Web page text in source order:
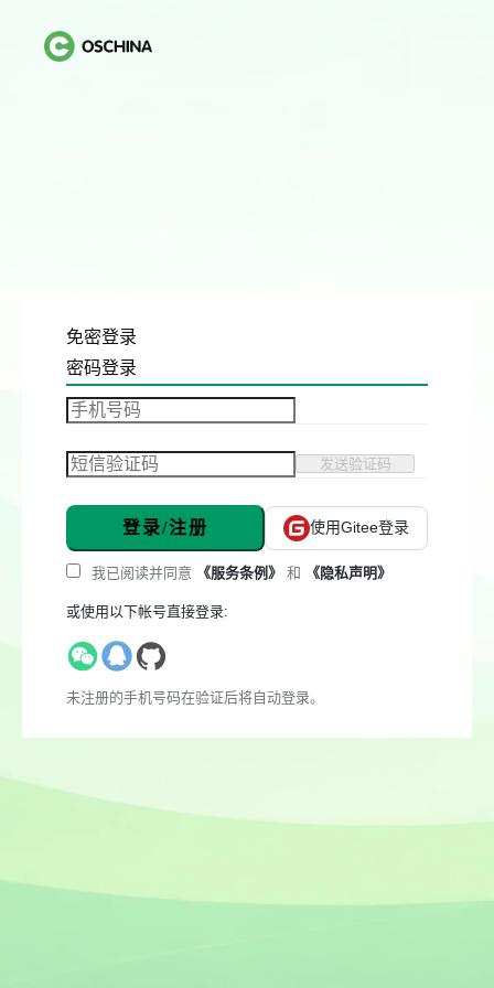
免密登录
密码登录
发送验证码
登录/注册 使用Gitee登录
我已阅读并同意 《服务条例》 和 《隐私声明》
或使用以下帐号直接登录:
未注册的手机号码在验证后将自动登录。